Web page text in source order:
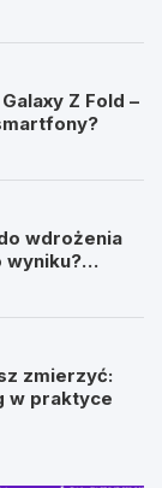
Z Fold –
wdrożenia
wyniku?
CEO IT
zmierzyć:
w praktyce